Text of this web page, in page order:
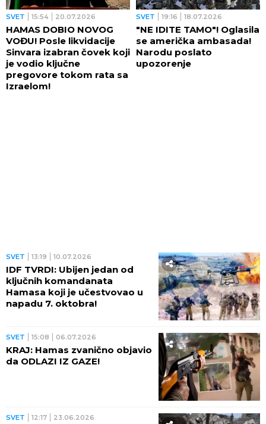
SVET 15:54 20.07.2026
HAMAS DOBIO NOVOG
VOĐU! Posle likvidacije
Sinvara izabran čovek koji
je vodio ključne
pregovore tokom rata sa
Izraelom!
SVET 19:16 18.07.2026
"NE IDITE TAMO"! Oglasila
se američka ambasada!
Narodu poslato
upozorenje
SVET 13:19 10.07.2026
IDF TVRDI: Ubijen jedan od
ključnih komandanata
Hamasa koji je učestvovao u
napadu 7. oktobra!
SVET 15:08 06.07.2026
KRAJ: Hamas zvanično objavio
da ODLAZI IZ GAZE!
SVET 12:17 23.06.2026